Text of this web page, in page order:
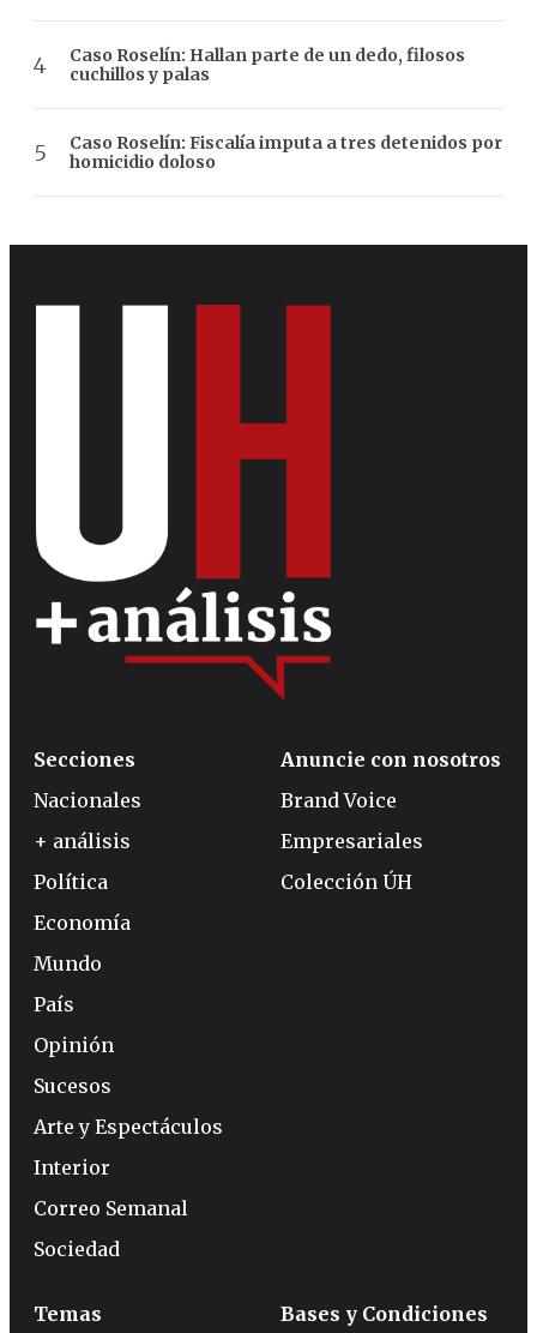
Caso Roselín: Hallan parte de un dedo, filosos
cuchillos y palas
Caso Roselín: Fiscalía imputa a tres detenidos por
homicidio doloso
Secciones
Nacionales
+ análisis
Política
Economía
Mundo
País
Opinión
Sucesos
Arte y Espectáculos
Interior
Correo Semanal
Sociedad
Anuncie con nosotros
Brand Voice
Empresariales
Colección ÚH
Temas Bases y Condiciones